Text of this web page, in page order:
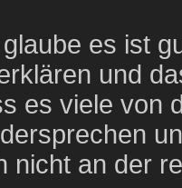
es ist
und
es viele von
nicht an der